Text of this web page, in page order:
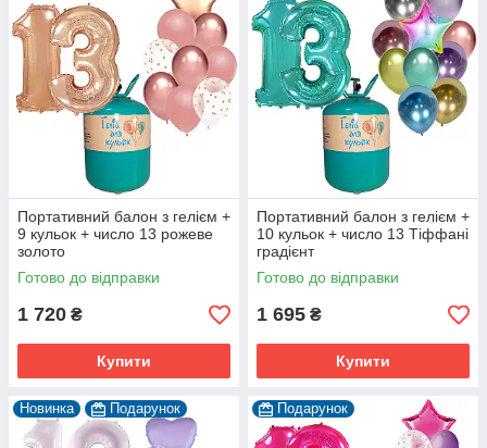
Портативний балон з гелієм +
9 кульок + число 13 рожеве
золото
Готово до відправки
1 720 ₴
Купити
Портативний балон з гелієм +
10 кульок + число 13 Тіффані
градієнт
Готово до відправки
1 695 ₴
Купити
Новинка Подарунок Подарунок